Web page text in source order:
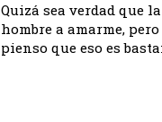
Quizá sea verdad que
hombre a amarme,
pienso que eso es